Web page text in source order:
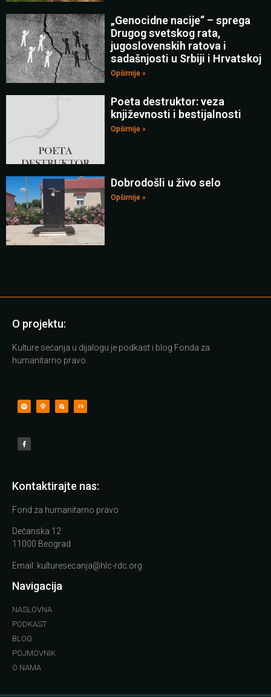
„Genocidne nacije“ – sprega
Drugog svetskog rata,
jugoslovenskih ratova i
sadašnjosti u Srbiji i Hrvatskoj
Opširnije »
Poeta destruktor: veza
književnosti i bestijalnosti
Opširnije »
Dobrodošli u živo selo
Opširnije »
O projektu:
Kulture sećanja u dijalogu je podkast i blog Fonda za
humanitarno pravo.
Kontaktirajte nas:
Fond za humanitarno pravo
Dečanska 12
11000 Beograd
Email: kulturesecanja@hlc-rdc.org
Navigacija
NASLOVNA
PODKAST
BLOG
POJMOVNIK
O NAMA